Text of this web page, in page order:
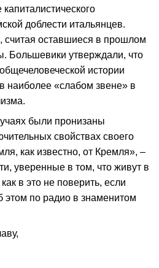
доблести итальянцев.
считая оставшиеся в прошлом
Большевики утверждали, что
истории
наиболее «слабом звене» в
были пронизаны
свойствах своего
как известно, от Кремля», –
уверенные в том, что живут в
в это не поверить, если
по радио в знаменитом